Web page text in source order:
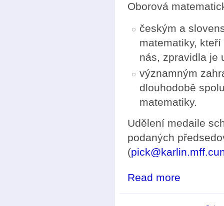
Oborová
českým a
matematiky,
nás, zpravidla je
významným
dlouhodobě
matematiky.
Udělení medaile
podaných
(
Read more